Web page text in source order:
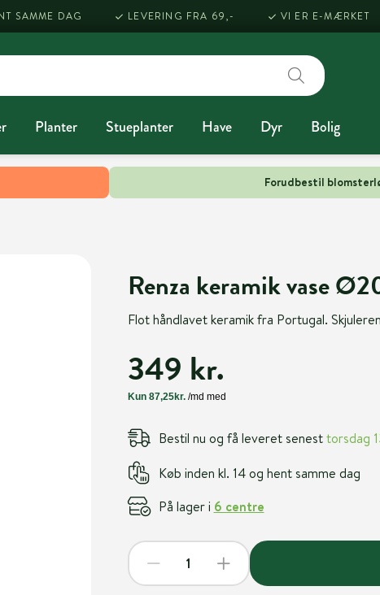
Forudbestil
SAMME DAG LEVERING FRA 69,- VI ER E-MÆRKET
Planter Stueplanter Have Dyr Bolig
Renza keramik vase
Flot håndlavet keramik fra Portugal.
349 kr.
Bestil nu og få leveret senesttorsdag
Køb inden kl. 14 og hent samme dag
På lager i 6 centre